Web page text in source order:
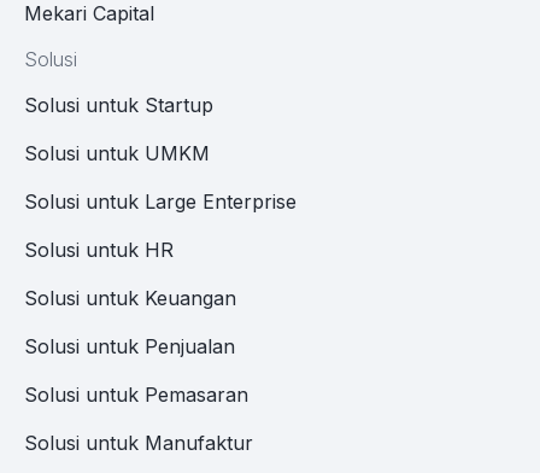
Mekari Capital
Solusi
Solusi untuk Startup
Solusi untuk UMKM
Solusi untuk Large Enterprise
Solusi untuk HR
Solusi untuk Keuangan
Solusi untuk Penjualan
Solusi untuk Pemasaran
Solusi untuk Manufaktur